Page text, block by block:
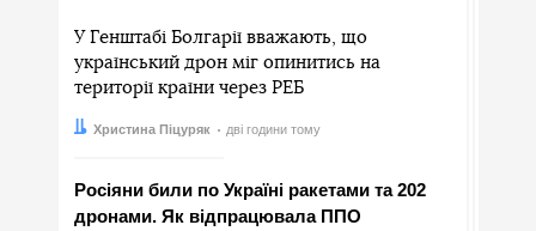
У Генштабі Болгарії вважають, що
український дрон міг опинитись на
території країни через РЕБ
Автор:
Христина Піцуряк
Дата: дві години тому
Росіяни били по Україні ракетами та 202
дронами. Як відпрацювала ППО